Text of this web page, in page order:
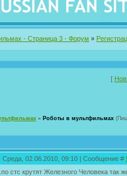
- Страница 3 - Форум »
[
» Роботы в мультфильмах
Среда, 02.06.2010, 09:10 | Сообщение #
стс крутят Железного Человека так